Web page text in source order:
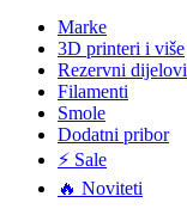
Marke
3D printeri i više
Rezervni
Filamenti
Smole
Dodatni pribor
⚡ Sale
🔥 Noviteti